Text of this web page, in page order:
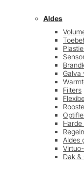
Aldes
Galva
Filters
Aldes
Dak &